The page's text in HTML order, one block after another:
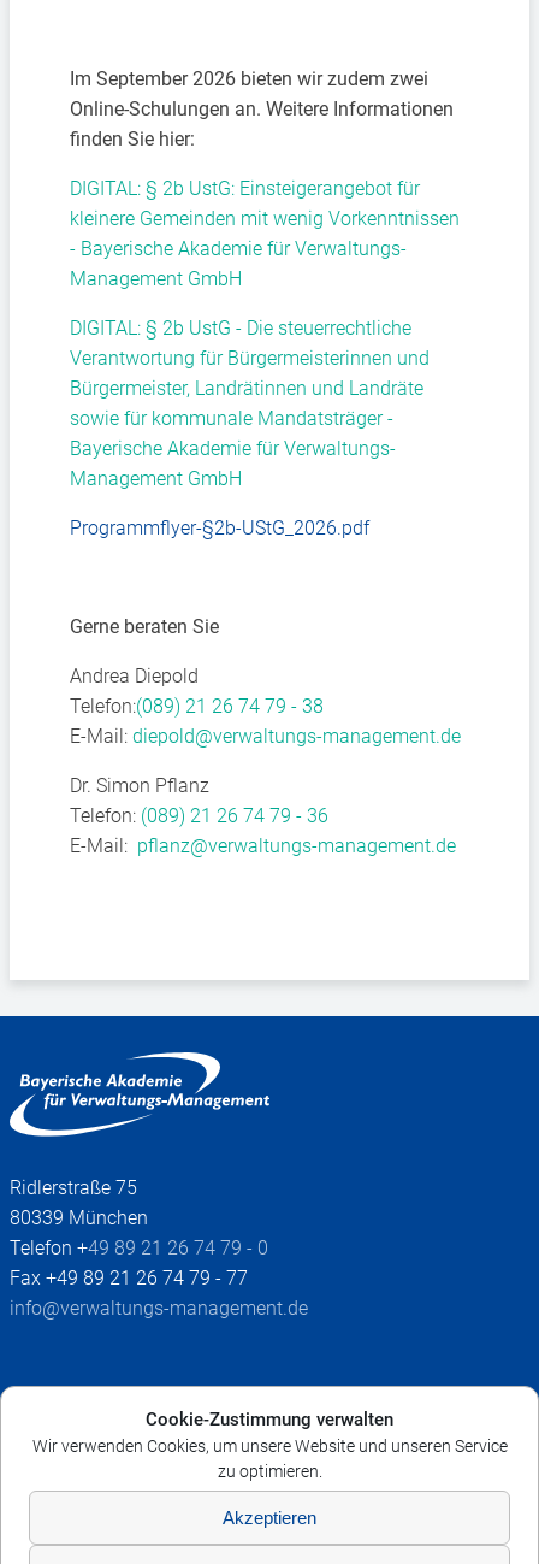
Cookie-Zustimmung verwalten
Wir verwenden Cookies, um unsere Website und unseren Service
zu optimieren.
Akzeptieren
Im September 2026 bieten wir zudem zwei
Online-Schulungen an. Weitere Informationen
finden Sie hier:
DIGITAL: § 2b UstG: Einsteigerangebot für
kleinere Gemeinden mit wenig Vorkenntnissen
- Bayerische Akademie für Verwaltungs-
Management GmbH
DIGITAL: § 2b UstG - Die steuerrechtliche
Verantwortung für Bürgermeisterinnen und
Bürgermeister, Landrätinnen und Landräte
sowie für kommunale Mandatsträger -
Bayerische Akademie für Verwaltungs-
Management GmbH
Programmflyer-§2b-UStG_2026.pdf
Gerne beraten Sie
Andrea Diepold
Telefon:(089) 21 26 74 79 - 38
E-Mail: diepold@verwaltungs-management.de
Dr. Simon Pflanz
Telefon: (089) 21 26 74 79 - 36
E-Mail: pflanz@verwaltungs-management.de
Ridlerstraße 75
80339 München
Telefon +49 89 21 26 74 79 - 0
Fax +49 89 21 26 74 79 - 77
info@verwaltungs-management.de
AGB
Widerruf